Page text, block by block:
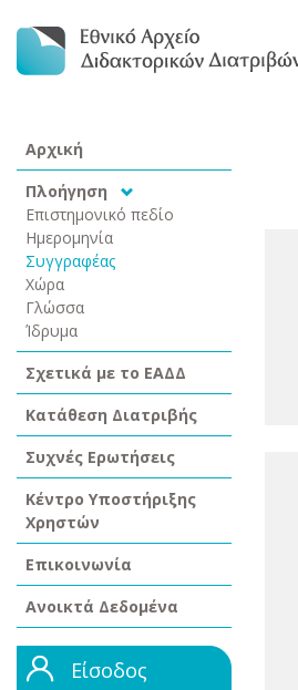
Αρχική
Πλοήγηση
Επιστημονικό πεδίο
Ημερομηνία
Συγγραφέας
Χώρα
Γλώσσα
Ίδρυμα
Σχετικά με το ΕΑΔΔ
Κατάθεση Διατριβής
Συχνές Ερωτήσεις
Κέντρο Υποστήριξης
Χρηστών
Επικοινωνία
Ανοικτά Δεδομένα
Είσοδος